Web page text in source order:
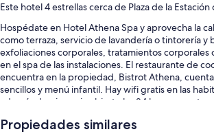
Este hotel 4 estrellas cerca de Plaza de la Estación
Hospédate en Hotel Athena Spa y aprovecha la
como terraza, servicio de lavandería o tintorería y
exfoliaciones corporales, tratamientos corporales
en el spa de las instalaciones. El restaurante de
encuentra en la propiedad, Bistrot Athena,
sencillos y menú infantil. Hay wifi gratis en las
además de gimnasio abierto las 24 horas y centro
También encontrarás otros servicios, como:
Propiedades similares